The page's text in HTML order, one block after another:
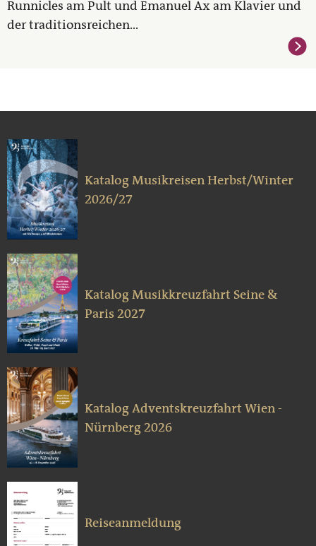
Runnicles am Pult und Emanuel Ax am Klavier und
der traditionsreichen...
Katalog Musikreisen Herbst/Winter
2026/27
Katalog Musikkreuzfahrt Seine &
Paris 2027
Katalog Adventskreuzfahrt Wien -
Nürnberg 2026
Reiseanmeldung